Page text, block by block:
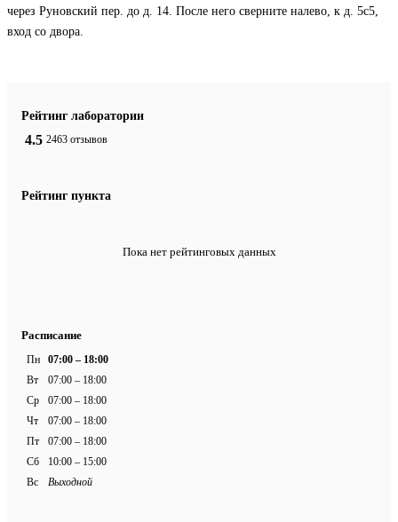
через Руновский пер. до д. 14. После него сверните налево, к д. 5с5,
вход со двора.
Рейтинг лаборатории
4.5 2463 отзывов
Рейтинг пункта
Пока нет рейтинговых данных
Расписание
Пн
07:00 – 18:00
Вт
07:00 – 18:00
Ср
07:00 – 18:00
Чт
07:00 – 18:00
Пт
07:00 – 18:00
Сб
10:00 – 15:00
Вс
Выходной